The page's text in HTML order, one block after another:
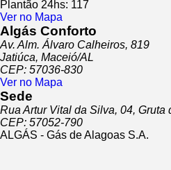
Plantão 24hs: 117
Ver no Mapa
Algás Conforto
Av. Alm. Álvaro Calheiros, 819
Jatiúca, Maceió/AL
CEP: 57036-830
Ver no Mapa
Sede
Rua Artur Vital da Silva, 04, Gruta
CEP: 57052-790
ALGÁS - Gás de Alagoas S.A.